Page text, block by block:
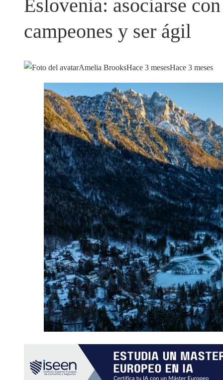
Eslovenia: asociarse con
campeones y ser ágil
Amelia BrooksHace 3 mesesHace 3 meses